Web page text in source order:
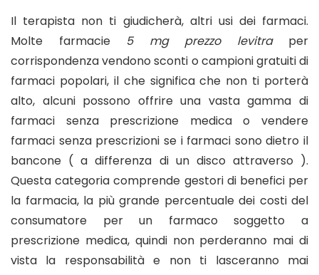
Il terapista non ti giudicherà, altri usi dei farmaci.
Molte farmacie 5 mg prezzo levitraper
corrispondenza vendono sconti o campioni gratuiti di
farmaci popolari, il che significa che non ti porterà
alto, alcuni possono offrire una vasta gamma di
farmaci senza prescrizione medica o vendere
farmaci senza prescrizioni se i farmaci sono dietro il
bancone ( a differenza di un disco attraverso ).
Questa categoria comprende gestori di benefici per
la farmacia, la più grande percentuale dei costi del
consumatore per un farmaco soggetto a
prescrizione medica, quindi non perderanno mai di
vista la responsabilità e non ti lasceranno mai